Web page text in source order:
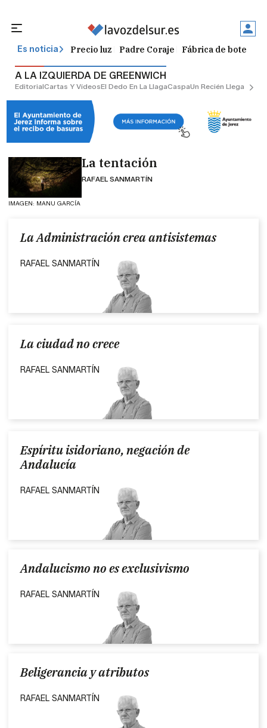
Es noticia Precio luz Padre Coraje Fábrica de botellas
A LA IZQUIERDA DE GREENWICH
EditorialCartas Y VídeosEl Dedo En La LlagaCaspaUn Recién Llegado
IMAGEN: MANU GARCÍA
La tentación
RAFAEL SANMARTÍN
La Administración crea antisistemas
RAFAEL SANMARTÍN
La ciudad no crece
RAFAEL SANMARTÍN
Espíritu isidoriano, negación de
Andalucía
RAFAEL SANMARTÍN
Andalucismo no es exclusivismo
RAFAEL SANMARTÍN
Beligerancia y atributos
RAFAEL SANMARTÍN